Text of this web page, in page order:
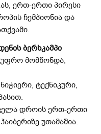
ერთ-ერთი პირესი
ჩემპიონია და
ბერხკამპი
უფრო მომწონდა,
ტექნიკური,
დროის ერთ-ერთი
უთამაშია.